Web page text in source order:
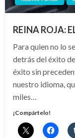
REINA ROJA:
Para quien no lo
detrás del éxito
éxito sin
nuestro idioma,
miles…
¡Compártelo!